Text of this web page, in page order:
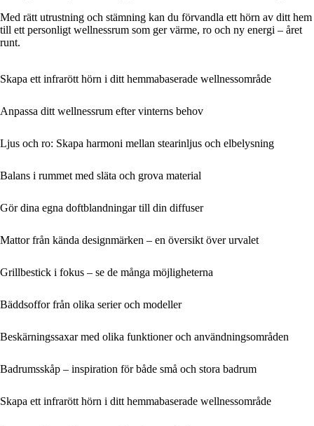
Med rätt utrustning och stämning kan du förvandla ett hörn av ditt hem
till ett personligt wellnessrum som ger värme, ro och ny energi – året
runt.
Skapa ett infrarött hörn i ditt hemmabaserade wellnessområde
Anpassa ditt wellnessrum efter vinterns behov
Ljus och ro: Skapa harmoni mellan stearinljus och elbelysning
Balans i rummet med släta och grova material
Gör dina egna doftblandningar till din diffuser
Mattor från kända designmärken – en översikt över urvalet
Grillbestick i fokus – se de många möjligheterna
Bäddsoffor från olika serier och modeller
Beskärningssaxar med olika funktioner och användningsområden
Badrumsskåp – inspiration för både små och stora badrum
Skapa ett infrarött hörn i ditt hemmabaserade wellnessområde